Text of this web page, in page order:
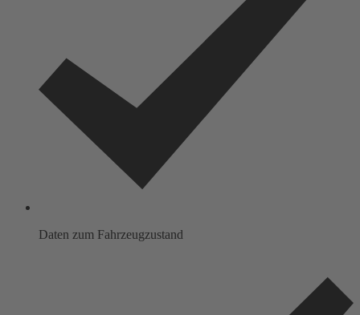
Daten zum Fahrzeugzustand